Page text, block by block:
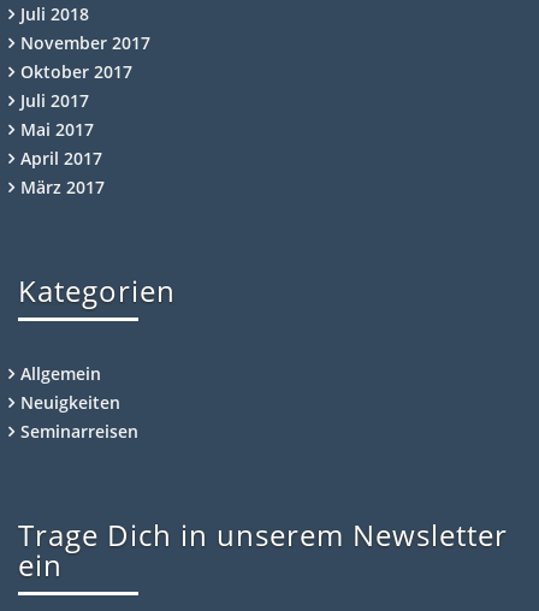
Juli 2018
November 2017
Oktober 2017
Juli 2017
Mai 2017
April 2017
März 2017
Kategorien
Allgemein
Neuigkeiten
Seminarreisen
Trage Dich in unserem Newsletter
ein